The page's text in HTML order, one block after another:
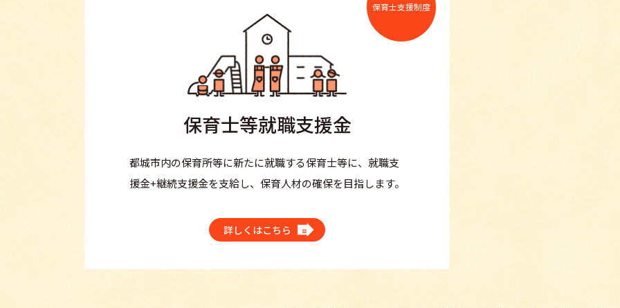
保育士支援制度
保育士等就職支援金
都城市内の保育所等に新たに就職する保育士等に、就職支
援金+継続支援金を支給し、保育人材の確保を目指します。
詳しくはこちら